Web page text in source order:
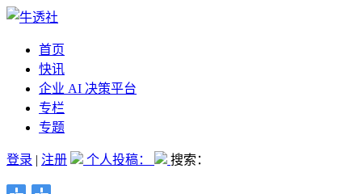
首页
快讯
企业 AI 决策平台
专栏
专题
登录 | 注册 个人投稿： 搜索：